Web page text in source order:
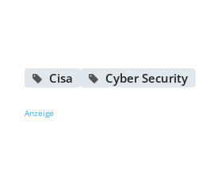
Cisa Cyber Security
Anzeige